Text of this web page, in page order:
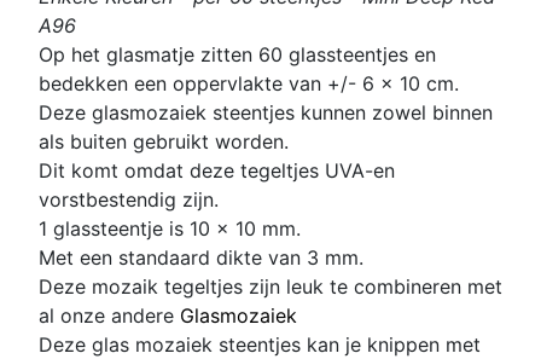
A96
Op het glasmatje zitten 60 glassteentjes en
bedekken een oppervlakte van +/- 6 x 10 cm.
Deze glasmozaiek steentjes kunnen zowel binnen
als buiten gebruikt worden.
Dit komt omdat deze tegeltjes UVA-en
vorstbestendig zijn.
1 glassteentje is 10 x 10 mm.
Met een standaard dikte van 3 mm.
Deze mozaik tegeltjes zijn leuk te combineren met
al onze andere Glasmozaiek
Deze glas mozaiek steentjes kan je knippen met